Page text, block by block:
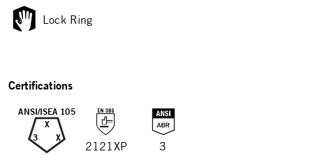
Lock Ring
Certifications
ANSI/ISEA 105
X
3 X
2121XP 3